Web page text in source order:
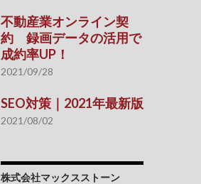
不動産業オンライン契
約 録画データの活用で
成約率UP！
2021/09/28
SEO対策｜2021年最新版
2021/08/02
株式会社マックスストーン